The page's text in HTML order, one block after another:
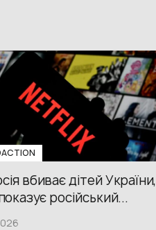
вбиває дітей України,
російський...